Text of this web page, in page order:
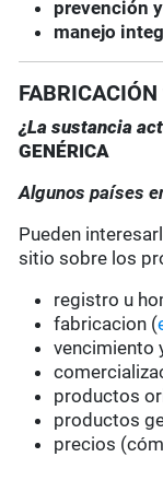
prevención
manejo
¿La sustancia
GENÉRICA
Algunos países
Pueden
sitio sobre los
registro u
fabricacion (
vencimiento
productos
productos
precios